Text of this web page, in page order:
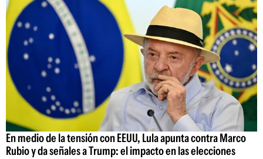
En medio de la tensión con EEUU, Lula apunta contra Marco
Rubio y da señales a Trump: el impacto en las elecciones